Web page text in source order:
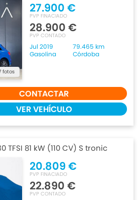
fotos
27.900 €
PVP FINACIADO
28.900 €
PVP CONTADO
Jul 2019
79.465 km
Gasolina
Córdoba
CONTACTAR
VER VEHÍCULO
TFSI 81 kW (110 CV) S tronic
20.809 €
PVP FINACIADO
22.890 €
PVP CONTADO